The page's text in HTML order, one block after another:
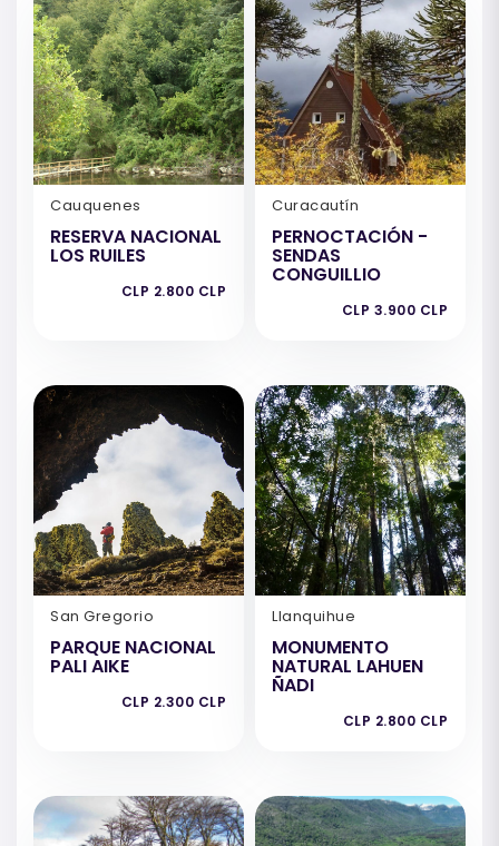
Cauquenes
RESERVA NACIONAL
LOS RUILES
CLP 2.800 CLP
Curacautín
PERNOCTACIÓN -
SENDAS
CONGUILLIO
CLP 3.900 CLP
San Gregorio
PARQUE NACIONAL
PALI AIKE
CLP 2.300 CLP
Llanquihue
MONUMENTO
NATURAL LAHUEN
ÑADI
CLP 2.800 CLP